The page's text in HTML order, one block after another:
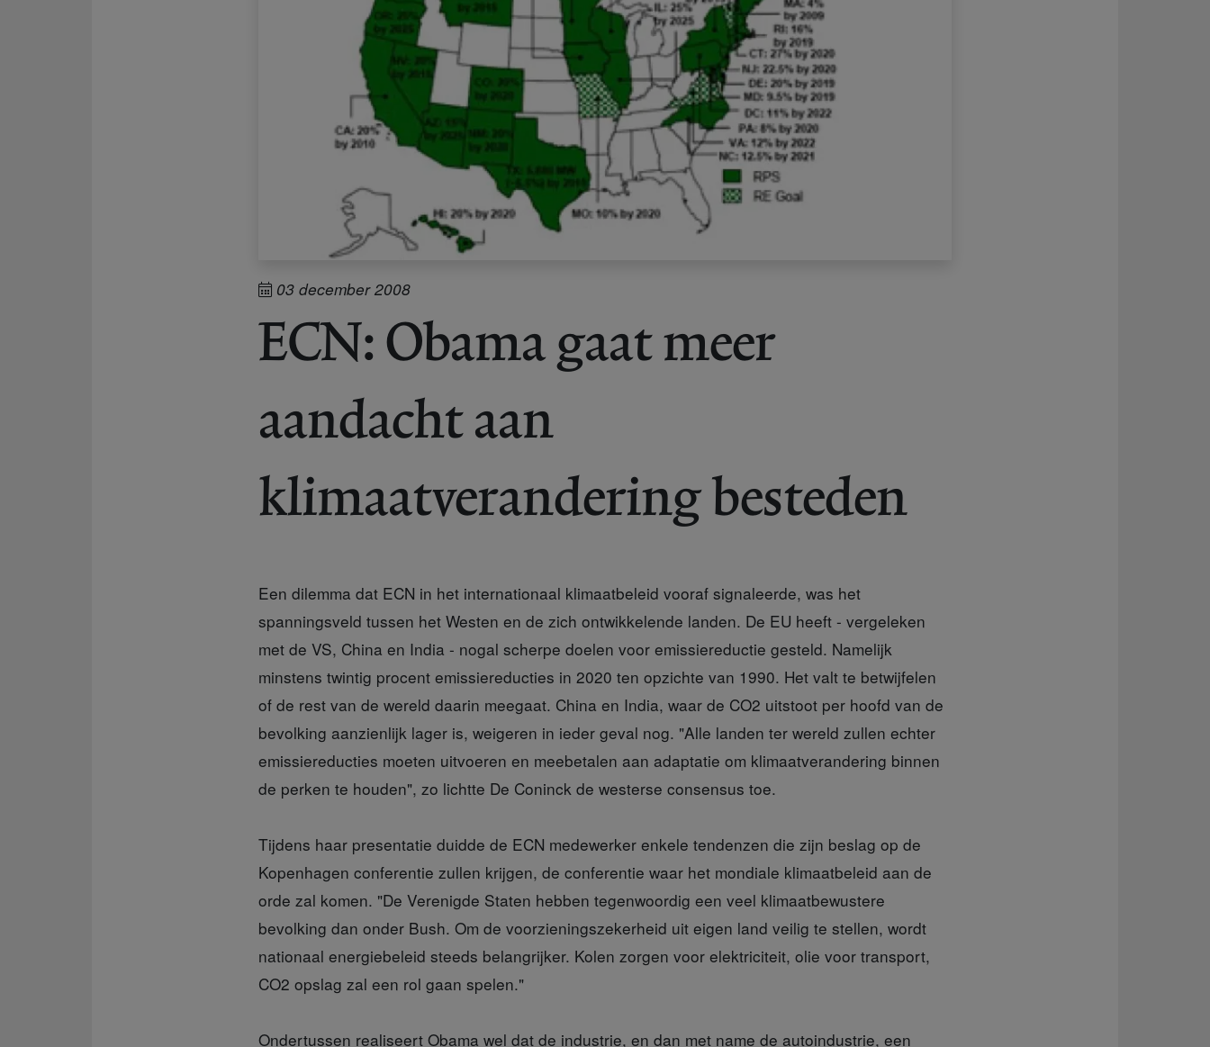
03 december 2008
ECN: Obama gaat meer
aandacht aan
klimaatverandering besteden
Een dilemma dat ECN in het internationaal klimaatbeleid vooraf signaleerde, was het
spanningsveld tussen het Westen en de zich ontwikkelende landen. De EU heeft - vergeleken
met de VS, China en India - nogal scherpe doelen voor emissiereductie gesteld. Namelijk
minstens twintig procent emissiereducties in 2020 ten opzichte van 1990. Het valt te betwijfelen
of de rest van de wereld daarin meegaat. China en India, waar de CO2 uitstoot per hoofd van de
bevolking aanzienlijk lager is, weigeren in ieder geval nog. "Alle landen ter wereld zullen echter
emissiereducties moeten uitvoeren en meebetalen aan adaptatie om klimaatverandering binnen
de perken te houden", zo lichtte De Coninck de westerse consensus toe.
Tijdens haar presentatie duidde de ECN medewerker enkele tendenzen die zijn beslag op de
Kopenhagen conferentie zullen krijgen, de conferentie waar het mondiale klimaatbeleid aan de
orde zal komen. "De Verenigde Staten hebben tegenwoordig een veel klimaatbewustere
bevolking dan onder Bush. Om de voorzieningszekerheid uit eigen land veilig te stellen, wordt
nationaal energiebeleid steeds belangrijker. Kolen zorgen voor elektriciteit, olie voor transport,
CO2 opslag zal een rol gaan spelen."
Ondertussen realiseert Obama wel dat de industrie, en dan met name de autoindustrie, een